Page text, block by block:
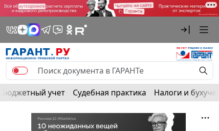
Бюджетный учет Судебная практика Налоги и